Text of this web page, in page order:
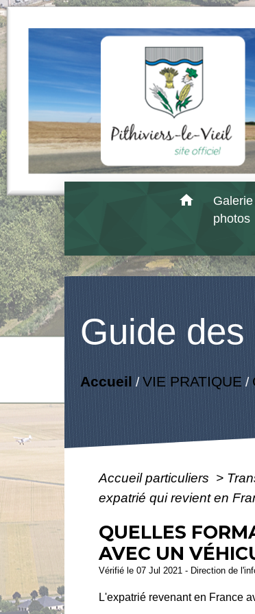
home
photos
Guide
Accueil /VIE PRATIQUE/
Accueil particuliers >
expatrié qui revient en
QUELLES
AVEC UN
Vérifié le 07 Jul 2021 - Direction de
L'expatrié revenant en France